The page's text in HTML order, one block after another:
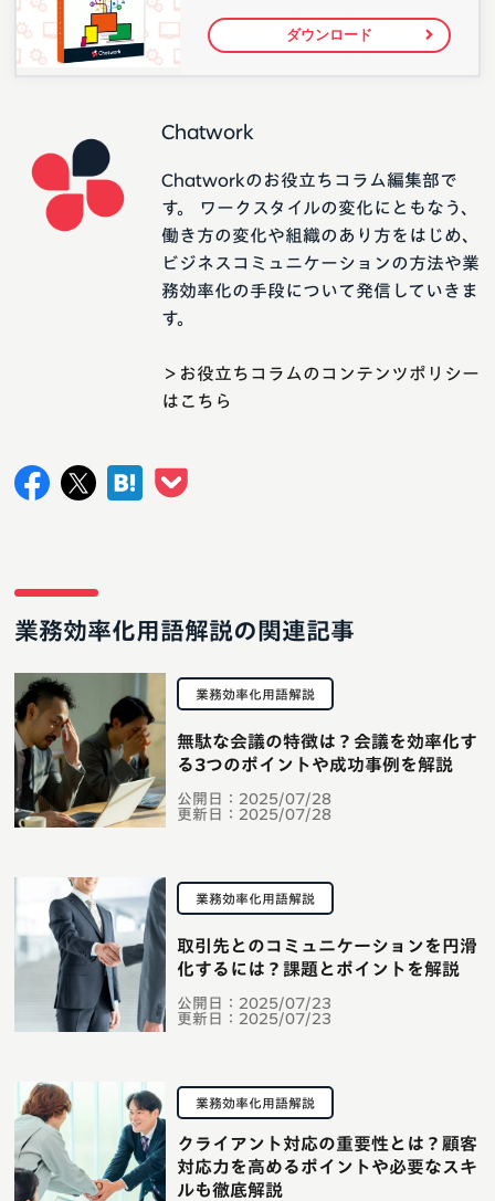
ダウンロード
Chatwork
Chatworkのお役立ちコラム編集部で
す。 ワークスタイルの変化にともなう、
働き方の変化や組織のあり方をはじめ、
ビジネスコミュニケーションの方法や業
務効率化の手段について発信していきま
す。
＞お役立ちコラムのコンテンツポリシー
はこちら
業務効率化用語解説の関連記事
業務効率化用語解説
公開日： 2025/07/28
更新日： 2025/07/28
無駄な会議の特徴は？会議を効率化す
る3つのポイントや成功事例を解説
業務効率化用語解説
公開日： 2025/07/23
更新日： 2025/07/23
取引先とのコミュニケーションを円滑
化するには？課題とポイントを解説
業務効率化用語解説
クライアント対応の重要性とは？顧客
対応力を高めるポイントや必要なスキ
ルも徹底解説